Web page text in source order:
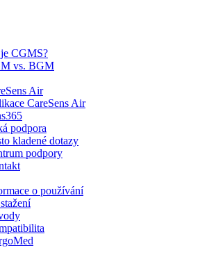
CGMS?
vs. BGM
Air
CareSens Air
podpora
kladené dotazy
podpory
o používání